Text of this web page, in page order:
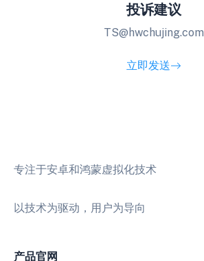
投诉建议
TS@hwchujing.com
立即发送
专注于安卓和鸿蒙虚拟化技术
以技术为驱动，用户为导向
产品官网